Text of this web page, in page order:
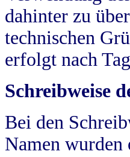
dahinter zu
technischen
erfolgt nach
Schreibweise
Bei den
Namen